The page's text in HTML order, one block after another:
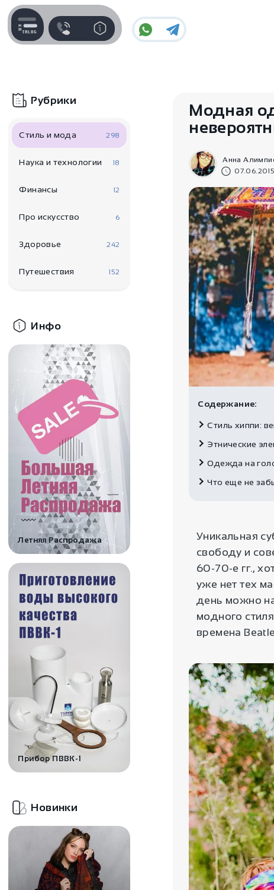
Telegram
@IndiaStyleShop
Оплата и доставка
Рубрики
Стиль и мода 298
Наука и технологии 18
Финансы 12
Про искусство 6
Здоровье 242
Путешествия 152
Инфо
Летняя Распродажа
Прибор ПВВК-1
Новинки
Модная
Анна
07.06.2015
Содержание:
Стиль хиппи:
Этнические
Одежда на
Что еще не
Уникальная
свободу и
60-70-е гг.,
уже нет тех
день можно
модного
времена